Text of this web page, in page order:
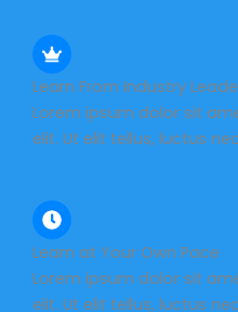
Learn From Industry
Lorem ipsum dolor sit
elit. Ut elit tellus, luctus
Learn at Your Own Pace
Lorem ipsum dolor sit
elit. Ut elit tellus, luctus